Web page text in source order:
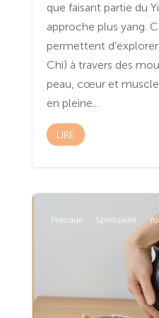
que faisant partie du
approche plus yang.
permettent d’explorer
Chi) à travers des
peau, cœur et
en pleine...
LIRE
Pratique Spiritualité